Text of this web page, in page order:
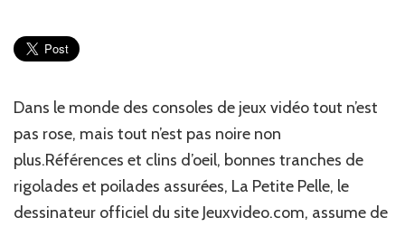
est
dans
Play
Dans le monde des consoles de jeux vidéo tout n’est
pas rose, mais tout n’est pas noire non
plus.Références et clins d’oeil, bonnes tranches de
rigolades et poilades assurées, La Petite Pelle, le
dessinateur officiel du site Jeuxvideo.com, assume de